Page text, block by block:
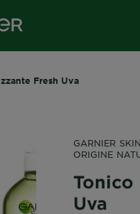
Fresh Uva
GARNIER
ORIGINE
Uva